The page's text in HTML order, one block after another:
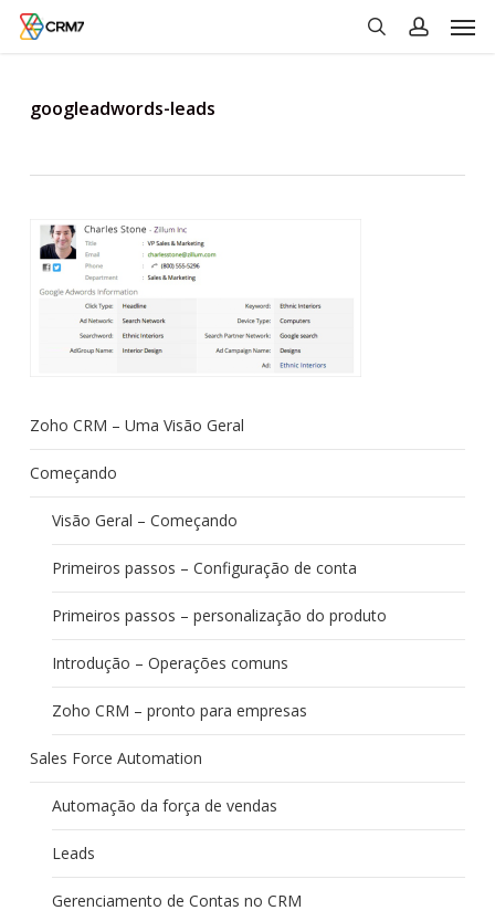
Skip
googleadwords-leads
Zoho CRM – Uma Visão Geral
Começando
Visão Geral – Começando
Primeiros passos – Configuração de conta
Primeiros passos – personalização do produto
Introdução – Operações comuns
Zoho CRM – pronto para empresas
Sales Force Automation
Automação da força de vendas
Leads
Gerenciamento de Contas no CRM